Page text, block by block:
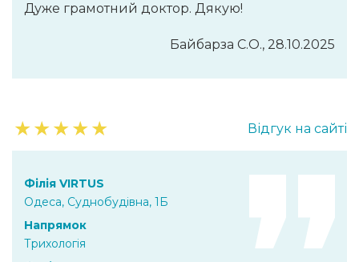
Дуже грамотний доктор. Дякую!
Байбарза С.О., 28.10.2025
★★★★★ Відгук на сайті
Філія VIRTUS
Одеса, Суднобудівна, 1Б
Напрямок
Трихологія